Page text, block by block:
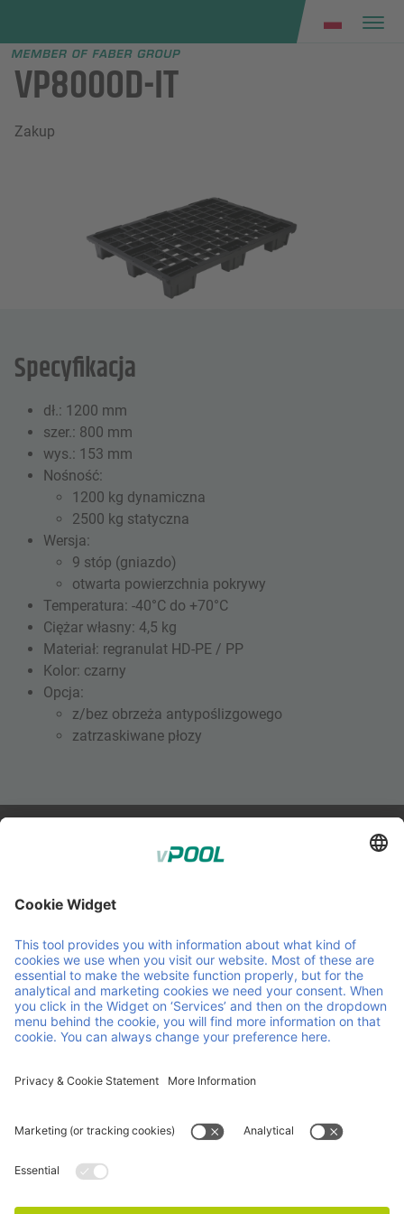
menu
VP800OD-IT
Zakup
Specyfikacja
dł.: 1200 mm
szer.: 800 mm
wys.: 153 mm
Nośność:
1200 kg dynamiczna
2500 kg statyczna
Wersja:
9 stóp (gniazdo)
otwarta powierzchnia pokrywy
Temperatura: -40°C do +70°C
Ciężar własny: 4,5 kg
Materiał: regranulat HD-PE / PP
Kolor: czarny
Opcja:
z/bez obrzeża antypoślizgowego
zatrzaskiwane płozy
Member of Faber Group
Przydatne linki i dokumenty
O nas
Downloads
Produkty
OWZ
Usługi
OZW
Oświadczenie o ochronie prywatności i